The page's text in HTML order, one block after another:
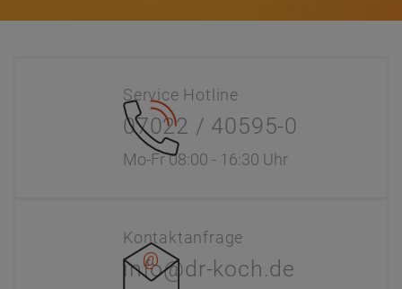
Service Hotline
07022 / 40595-0
Mo-Fr 08:00 - 16:30 Uhr
Kontaktanfrage
info@dr-koch.de